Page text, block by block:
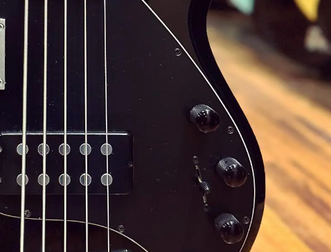
Serie Stingray Ray34/35
Warwick / Rockbass
Yamaha
Serie BB
Serie TRB
Serie TRBX
Signature